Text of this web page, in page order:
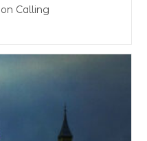
Calling